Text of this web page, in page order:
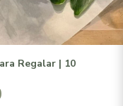
Regalar | 10